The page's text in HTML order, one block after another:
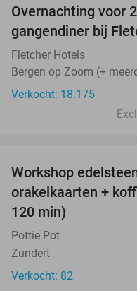
Overnachting voor
gangendiner bij
Fletcher Hotels
Bergen op Zoom (+
Verkocht: 18.175
Workshop
orakelkaarten +
120 min)
Pottie Pot
Zundert
Verkocht: 82